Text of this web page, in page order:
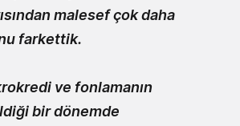
malesef çok daha
farkettik.
ve fonlamanın
bir dönemde